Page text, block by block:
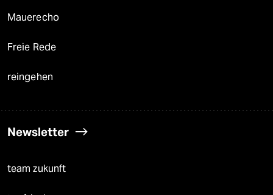
Mauerecho
Freie Rede
reingehen
Newsletter
team zukunft